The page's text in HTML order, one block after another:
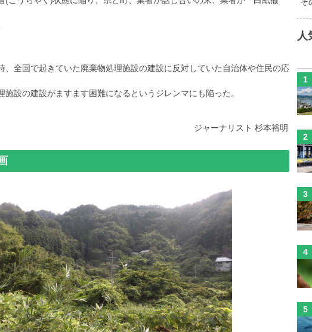
、全国で起きていた廃棄物処理施設の建設に反対していた自治体や住民の応
施設の建設がますます困難になるというジレンマにも陥った。
ジャーナリスト 杉本裕明
人